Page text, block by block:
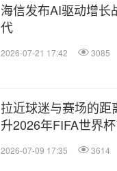
海信发布AI驱动增长
代
2026-07-21 17:42 3085
拉近球迷与赛场的
升2026年FIFA世界
2026-07-09 17:35 3614